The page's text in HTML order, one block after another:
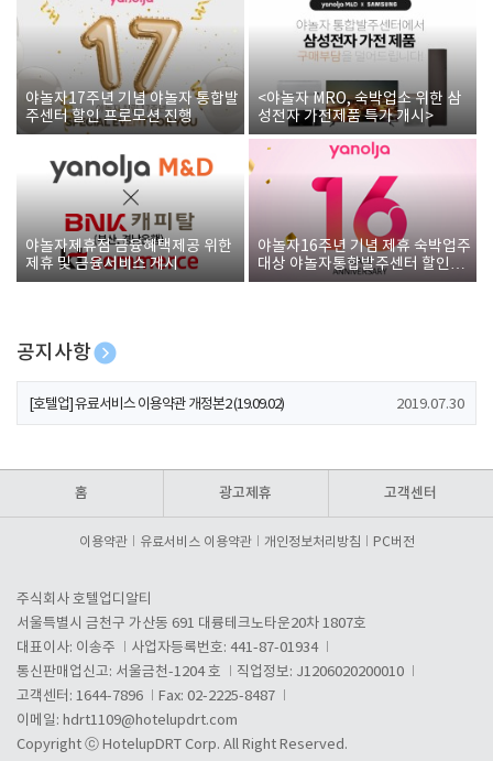
야놀자17주년 기념 야놀자 통합발
주센터 할인 프로모션 진행
<야놀자 MRO, 숙박업소 위한 삼
성전자 가전제품 특가 개시>
야놀자제휴점 금융혜택제공 위한
제휴 및 금융서비스 게시
야놀자16주년 기념 제휴 숙박업주
대상 야놀자통합발주센터 할인쿠
폰 증정
공지사항
[호텔업] 개인정보 처리방침 개정본1 (19.09.02)
[호텔업] 유료서비스 이용약관 개정본2 (19.09.02) 2019.07.30
홈 광고제휴 고객센터
이용약관 유료서비스 이용약관 개인정보처리방침 PC버전
주식회사 호텔업디알티
서울특별시 금천구 가산동 691 대륭테크노타운20차 1807호
대표이사: 이송주
사업자등록번호: 441-87-01934
통신판매업신고: 서울금천-1204 호
직업정보: J1206020200010
고객센터: 1644-7896
Fax: 02-2225-8487
이메일: hdrt1109@hotelupdrt.com
Copyright ⓒ HotelupDRT Corp. All Right Reserved.